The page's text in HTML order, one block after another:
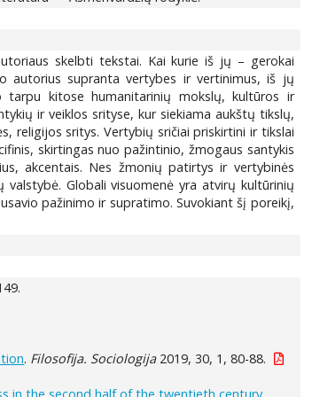
skelbti tekstai. Kai kurie iš jų – gerokai
autorius supranta vertybes ir vertinimus, iš jų
tarpu kitose humanitarinių mokslų, kultūros ir
ir veiklos srityse, kur siekiama aukštų tikslų,
religijos sritys. Vertybių sričiai priskirtini ir tikslai
skirtingas nuo pažintinio, žmogaus santykis
akcentais. Nes žmonių patirtys ir vertybinės
Globali visuomenė yra atvirų kultūrinių
pažinimo ir supratimo. Suvokiant šį poreikį,
. Filosofija. Sociologija2019, 30, 1, 80-88.
in the second half of the twentieth century